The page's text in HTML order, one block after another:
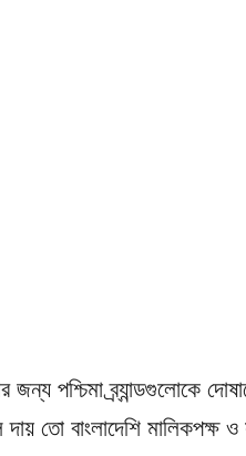
জন্য পশ্চিমা ব্র্যান্ডগুলোকে
তো বাংলাদেশি মালিকপক্ষ ও